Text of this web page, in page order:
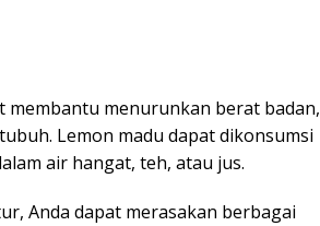
membantu menurunkan berat badan,
Lemon madu dapat dikonsumsi
air hangat, teh, atau jus.
Anda dapat merasakan berbagai